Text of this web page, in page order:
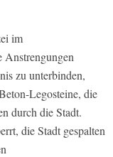
im
Anstrengungen
zu unterbinden,
Legosteine, die
durch die Stadt.
die Stadt gespalten